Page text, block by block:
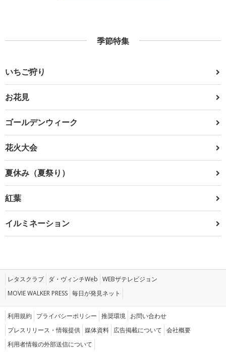
季節特集
いちご狩り
お花見
ゴールデンウィーク
花火大会
夏休み（夏祭り）
紅葉
イルミネーション
レタスクラブ ダ・ヴィンチWeb WEBザテレビジョン
MOVIE WALKER PRESS 毎日が発見ネット
利用規約 プライバシーポリシー 推奨環境 お問い合わせ
プレスリリース・情報提供 媒体資料 広告掲載について 会社概要
利用者情報の外部送信について